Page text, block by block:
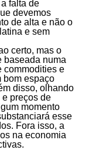
falta de
devemos
de alta e não o
e sem
certo, mas o
baseada numa
commodities e
bom espaço
disso, olhando
preços de
momento
esse
Fora isso, a
na economia